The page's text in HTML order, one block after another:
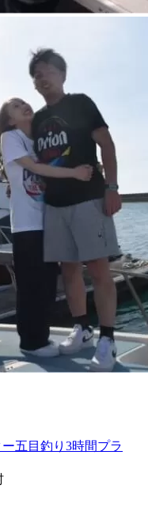
五目釣り3時間プラ